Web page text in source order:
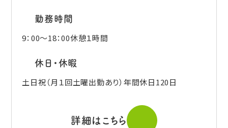
勤務時間
9：00～18：00休憩１時間
休日・休暇
土日祝（月１回土曜出勤あり）年間休日120日
詳細はこちら